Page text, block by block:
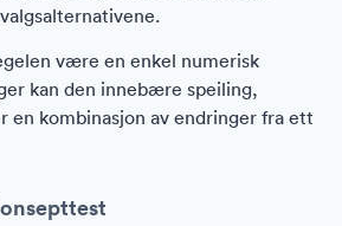
være en enkel numerisk
kan den innebære speiling,
en kombinasjon av endringer fra ett